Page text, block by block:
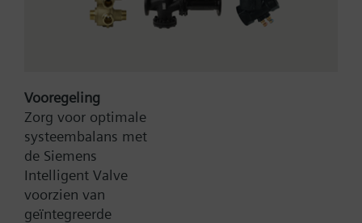
Type:
Artikel-Nr.:
Vooregeling
Zorg voor optimale
systeembalans met
de Siemens
Intelligent Valve
voorzien van
geïntegreerde